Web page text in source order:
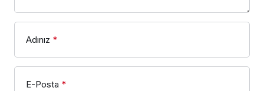
Adınız *
E-Posta *